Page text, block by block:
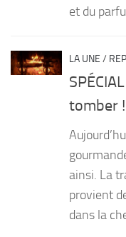
Dessertset du
LA UNE /
tomber !
ainsi. La
provient
dans la